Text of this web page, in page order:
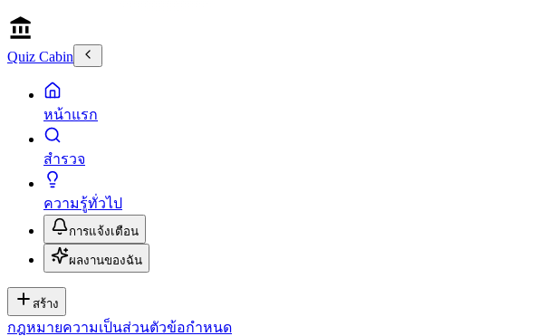
Quiz Cabin
หน้าแรก
สำรวจ
ความรู้ทั่วไป
การแจ้งเตือน
ผลงานของฉัน
สร้าง
กฎหมายความเป็นส่วนตัวข้อกำหนด